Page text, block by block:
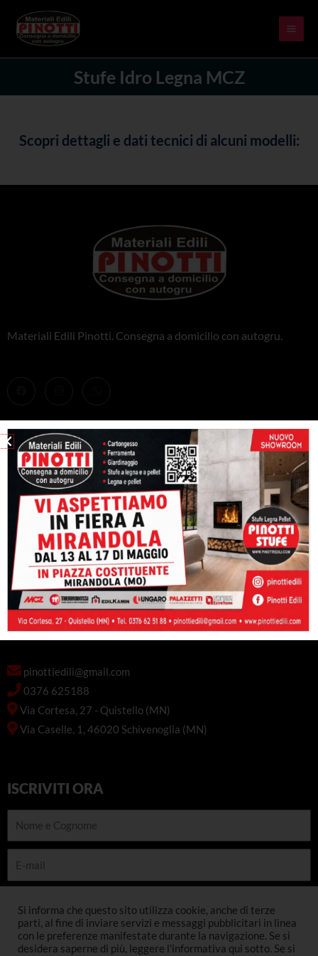
content
Stufe Idro Legna MCZ
Scopri dettagli e dati tecnici di alcuni modelli:
Materiali Edili Pinotti. Consegna a domicilio con autogru.
PRODOTTI
Stufe
Caminetti e inserti
Caldaie
Barbeque
CONTATTACI
pinottiedili@gmail.com
0376 625188
Via Cortesa, 27 - Quistello (MN)
Via Caselle, 1, 46020 Schivenoglia (MN)
ISCRIVITI ORA
INSCRIVITI
Si informa che questo sito utilizza cookie, anche di terze
parti, al fine di inviare servizi e messaggi pubblicitari in linea
con le preferenze manifestate durante la navigazione. Se si
desidera saperne di più, leggere l'informativa qui sotto. Se si